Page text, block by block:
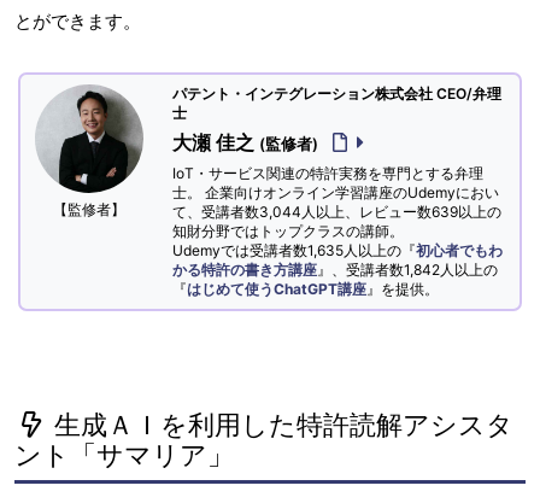
とができます。
【監修者】
パテント・インテグレーション株式会社 CEO/弁理
士
大瀬 佳之 (監修者)
IoT・サービス関連の特許実務を専門とする弁理
士。 企業向けオンライン学習講座のUdemyにおい
て、受講者数3,044人以上、レビュー数639以上の
知財分野ではトップクラスの講師。
Udemyでは受講者数1,635人以上の『初心者でもわ
かる特許の書き方講座 』、受講者数1,842人以上の
『はじめて使うChatGPT講座 』を提供。
生成ＡＩを利用した特許読解アシスタ
ント「サマリア」